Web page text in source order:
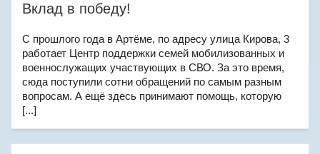
Вклад в победу!
С прошлого года в Артёме, по адресу улица Кирова, 3
работает Центр поддержки семей мобилизованных и
военнослужащих участвующих в СВО. За это время,
сюда поступили сотни обращений по самым разным
вопросам. А ещё здесь принимают помощь, которую
[...]